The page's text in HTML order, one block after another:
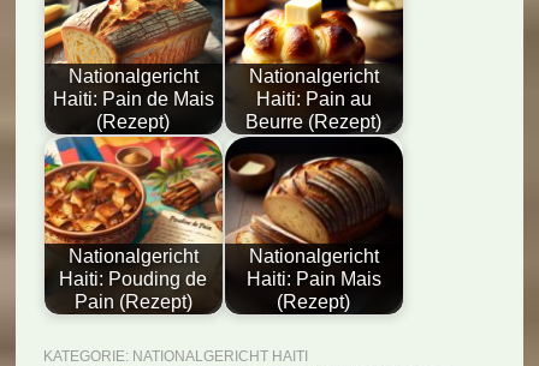
Nationalgericht
Haiti: Pain de Mais
(Rezept)
Nationalgericht
Haiti: Pain au
Beurre (Rezept)
Nationalgericht
Haiti: Pouding de
Pain (Rezept)
Nationalgericht
Haiti: Pain Mais
(Rezept)
KATEGORIE: NATIONALGERICHT HAITI